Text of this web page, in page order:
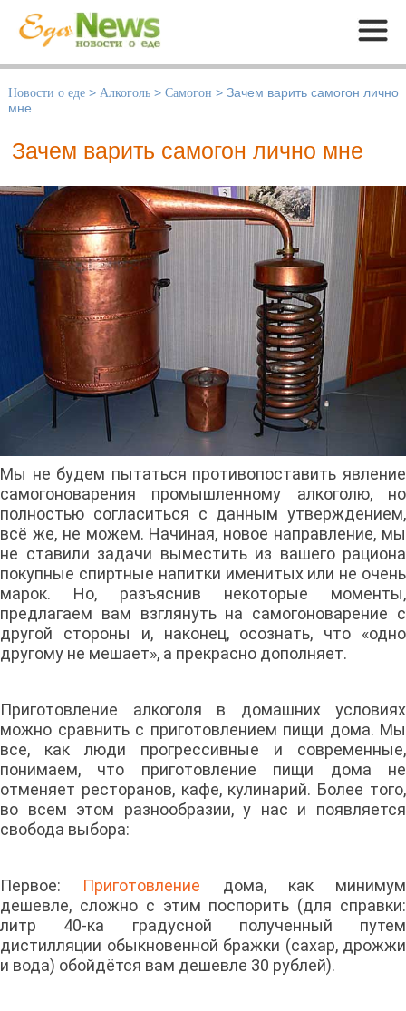
Меню
Новости о еде > Алкоголь > Самогон > Зачем варить самогон лично
мне
Зачем варить самогон лично мне
Мы не будем пытаться противопоставить явление
самогоноварения промышленному алкоголю, но
полностью согласиться с данным утверждением,
всё же, не можем. Начиная, новое направление, мы
не ставили задачи выместить из вашего рациона
покупные спиртные напитки именитых или не очень
марок. Но, разъяснив некоторые моменты,
предлагаем вам взглянуть на самогоноварение с
другой стороны и, наконец, осознать, что «одно
другому не мешает», а прекрасно дополняет.
Приготовление алкоголя в домашних условиях
можно сравнить с приготовлением пищи дома. Мы
все, как люди прогрессивные и современные,
понимаем, что приготовление пищи дома не
отменяет ресторанов, кафе, кулинарий. Более того,
во всем этом разнообразии, у нас и появляется
свобода выбора:
Первое: Приготовление дома, как минимум
дешевле, сложно с этим поспорить (для справки:
литр 40-ка градусной полученный путем
дистилляции обыкновенной бражки (сахар, дрожжи
и вода) обойдётся вам дешевле 30 рублей).